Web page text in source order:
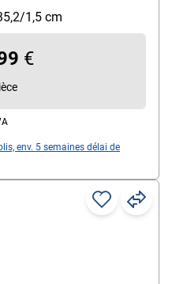
1,5 cm
€
env. 5 semaines délai de